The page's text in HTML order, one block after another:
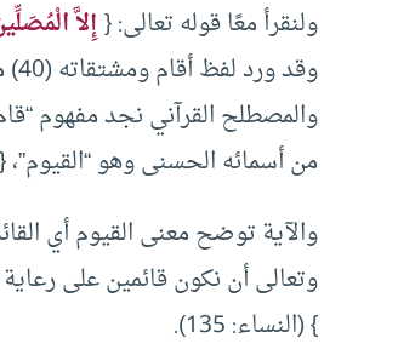
ولنقرأ معًا قوله تعالى: {إِلاَّ
والمصطلح القرآني نجد مفهوم
من أسمائه الحسنى وهو “القيوم”، {
والآية توضح معنى القيوم أي
وتعالى أن نكون قائمين على
} (النساء: 135).